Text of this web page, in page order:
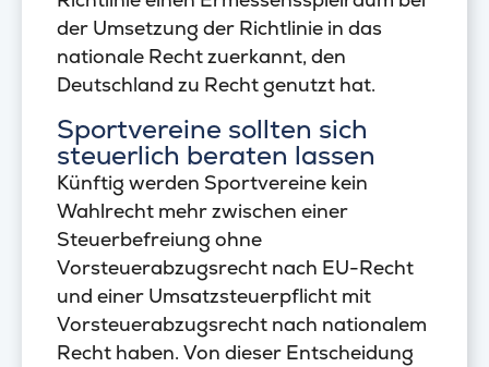
der Umsetzung der Richtlinie in das
nationale Recht zuerkannt, den
Deutschland zu Recht genutzt hat.
Sportvereine sollten sich
steuerlich beraten lassen
Künftig werden Sportvereine kein
Wahlrecht mehr zwischen einer
Steuerbefreiung ohne
Vorsteuerabzugsrecht nach EU-Recht
und einer Umsatzsteuerpflicht mit
Vorsteuerabzugsrecht nach nationalem
Recht haben. Von dieser Entscheidung